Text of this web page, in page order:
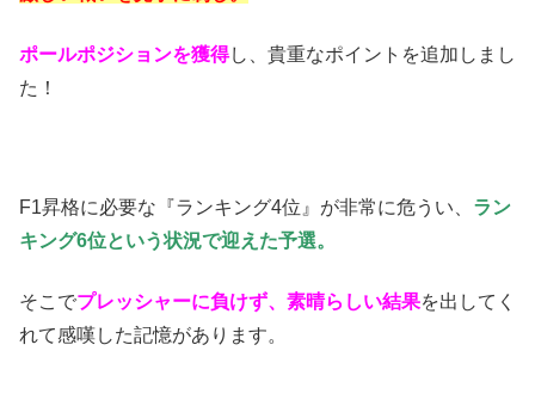
ポールポジションを獲得し、貴重なポイントを追加しまし
た！
F1昇格に必要な『ランキング4位』が非常に危うい、 ラン
キング6位という状況で迎えた予選。
そこでプレッシャーに負けず、素晴らしい結果を出してく
れて感嘆した記憶があります。